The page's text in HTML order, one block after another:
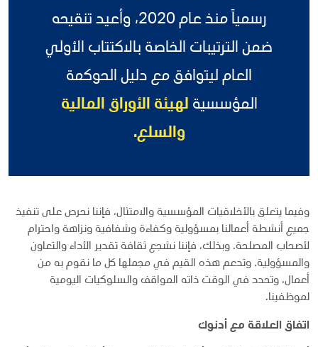
رسمياً منذ عام 2020، وأعيد تنقيحه
ضمن الترتيبات الخاصة بالاكتتاب الأولي
العام ليتوافق مع دليل الحوكمة
المؤسسية لهيئة الأوراق المالية
والسلع.
وفيما يتعلق بالأخلاقيات المؤسسية والامتثال، فإننا نحرص على تنفيذ
جميع أنشطة أعمالنا بمسؤولية وكفاءة وشفافية ونزاهة واحترام
لأصحاب المصلحة. وبذلك، فإننا نشجع ثقافة تقدير الأداء والتعاون
والمسؤولية. وتدعم هذه القيم في مجملها كل ما نقوم به من
أعمال، وتحدد في الوقت ذاته المواقف والسلوكيات اليومية
لموظفينا.
اتفاق العلاقة مع أدنوك